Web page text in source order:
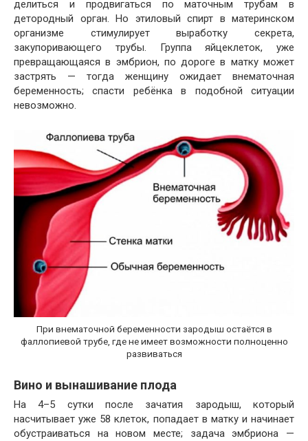
делиться и продвигаться по маточным трубам в
детородный орган. Но этиловый спирт в материнском
организме стимулирует выработку секрета,
закупоривающего трубы. Группа яйцеклеток, уже
превращающаяся в эмбрион, по дороге в матку может
застрять — тогда женщину ожидает внематочная
беременность; спасти ребёнка в подобной ситуации
невозможно.
При внематочной беременности зародыш остаётся в
фаллопиевой трубе, где не имеет возможности полноценно
развиваться
Вино и вынашивание плода
На 4–5 сутки после зачатия зародыш, который
насчитывает уже 58 клеток, попадает в матку и начинает
обустраиваться на новом месте; задача эмбриона —